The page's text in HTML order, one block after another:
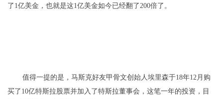
了1亿美金，也就是这1亿美金如今已经翻了200倍了。
值得一提的是，马斯克好友甲骨文创始人埃里森于18年12月购
买了10亿特斯拉股票并加入了特斯拉董事会，这笔一年的投资，目